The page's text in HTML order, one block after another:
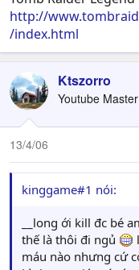
e
r
http://
/index.html
Ktszorro
Youtube
13/4/06
kinggame#1 nói:
__long ới kill đc bé
thế là thôi đi ngủ
máu nào nhưng cứ